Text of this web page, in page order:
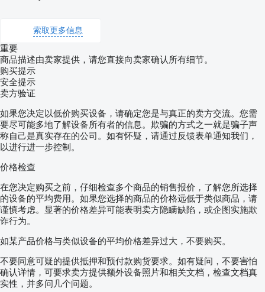
索取更多信息
重要
商品描述由卖家提供，请您直接向卖家确认所有细节。
购买提示
安全提示
卖方验证
如果您决定以低价购买设备，请确定您是与真正的卖方交流。您需
要尽可能多地了解设备所有者的信息。欺骗的方式之一就是骗子声
称自己是真实存在的公司。如有怀疑，请通过反馈表单通知我们，
以进行进一步控制。
价格检查
在您决定购买之前，仔细检查多个商品的销售报价，了解您所选择
的设备的平均费用。如果您选择的商品的价格远低于类似商品，请
谨慎考虑。显著的价格差异可能表明卖方隐瞒缺陷，或企图实施欺
诈行为。
如某产品价格与类似设备的平均价格差异过大，不要购买。
不要同意可疑的提供抵押和预付款购货要求。如有疑问，不要害怕
确认详情，可要求卖方提供额外设备照片和相关文档，检查文档真
实性，并多问几个问题。